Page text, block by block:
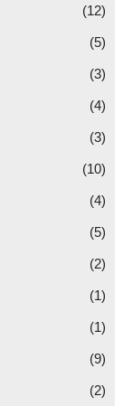
(12)
(5)
(3)
(4)
(3)
(10)
(4)
(5)
(2)
(1)
(1)
(9)
(2)